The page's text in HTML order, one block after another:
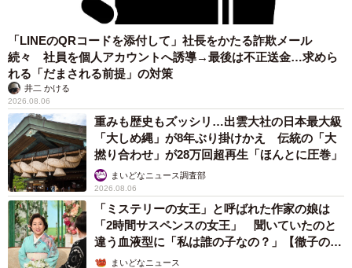
「LINEのQRコードを添付して」社長をかたる詐欺メール
続々 社員を個人アカウントへ誘導→最後は不正送金…求めら
れる「だまされる前提」の対策
井二 かける
2026.08.06
重みも歴史もズッシリ…出雲大社の日本最大級
「大しめ縄」が8年ぶり掛けかえ 伝統の「大
撚り合わせ」が28万回超再生「ほんとに圧巻」
まいどなニュース調査部
2026.08.06
「ミステリーの女王」と呼ばれた作家の娘は
「2時間サスペンスの女王」 聞いていたのと
違う血液型に「私は誰の子なの？」【徹子の部
屋】まいどなニュース